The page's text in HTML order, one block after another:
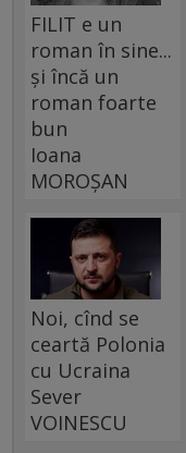
FILIT e un
roman în sine...
și încă un
roman foarte
bun
Ioana
MOROȘAN
Noi, cînd se
ceartă Polonia
cu Ucraina
Sever
VOINESCU